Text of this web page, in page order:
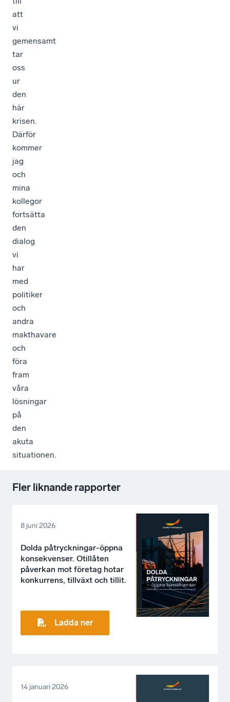
att
vi
gemensamt
tar
oss
ur
den
här
krisen.
Därför
kommer
jag
och
mina
kollegor
fortsätta
den
dialog
vi
har
med
politiker
och
andra
makthavare
och
föra
fram
våra
lösningar
på
den
akuta
situationen.
Fler liknande rapporter
8 juni 2026
Dolda påtryckningar-öppna
konsekvenser. Otillåten
påverkan mot företag hotar
konkurrens, tillväxt och tillit.
Ladda ner
14 januari 2026